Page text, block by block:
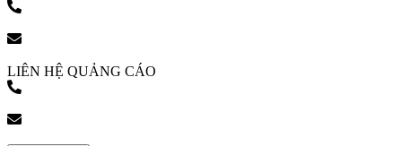
LIÊN HỆ QUẢNG CÁO